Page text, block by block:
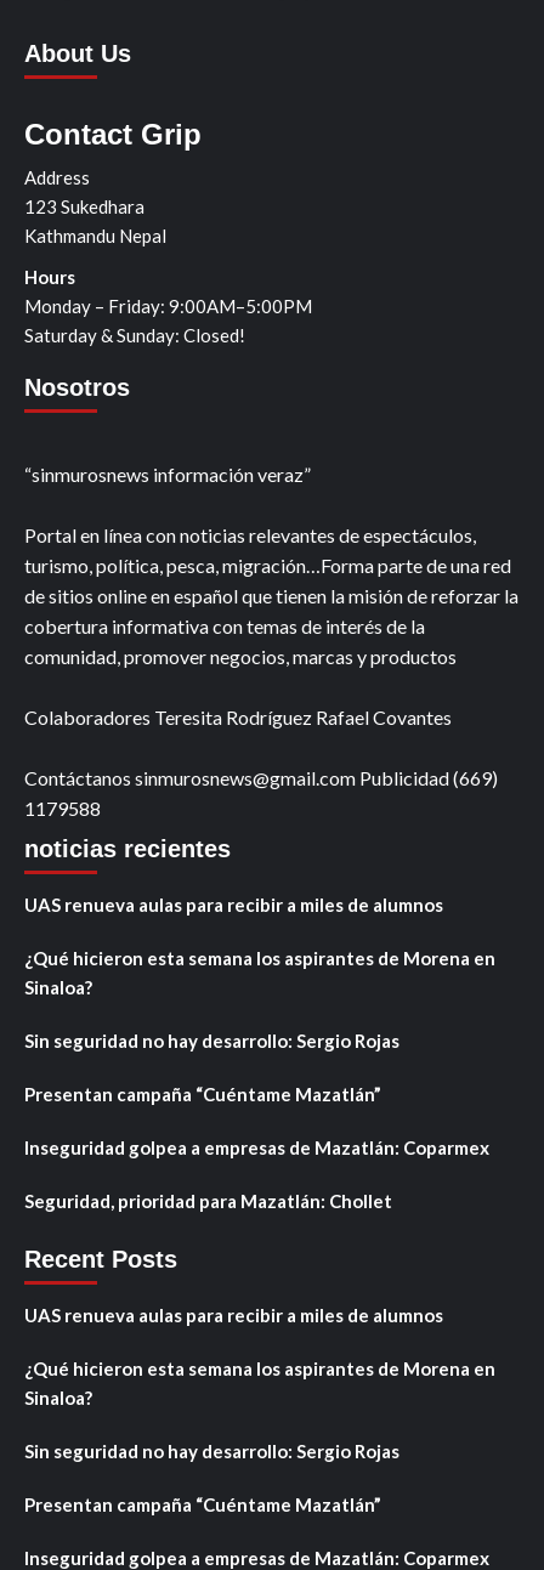
About Us
Contact Grip
Address
123 Sukedhara
Kathmandu Nepal
Hours
Monday – Friday: 9:00AM–5:00PM
Saturday & Sunday: Closed!
Nosotros
“sinmurosnews información veraz”
Portal en línea con noticias relevantes de espectáculos,
turismo, política, pesca, migración…Forma parte de una red
de sitios online en español que tienen la misión de reforzar la
cobertura informativa con temas de interés de la
comunidad, promover negocios, marcas y productos
Colaboradores Teresita Rodríguez Rafael Covantes
Contáctanos sinmurosnews@gmail.com Publicidad (669)
1179588
noticias recientes
UAS renueva aulas para recibir a miles de alumnos
¿Qué hicieron esta semana los aspirantes de Morena en
Sinaloa?
Sin seguridad no hay desarrollo: Sergio Rojas
Presentan campaña “Cuéntame Mazatlán”
Inseguridad golpea a empresas de Mazatlán: Coparmex
Seguridad, prioridad para Mazatlán: Chollet
Recent Posts
UAS renueva aulas para recibir a miles de alumnos
¿Qué hicieron esta semana los aspirantes de Morena en
Sinaloa?
Sin seguridad no hay desarrollo: Sergio Rojas
Presentan campaña “Cuéntame Mazatlán”
Inseguridad golpea a empresas de Mazatlán: Coparmex